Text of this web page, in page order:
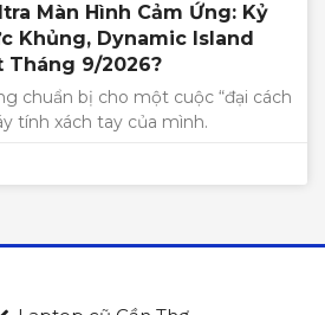
Màn Hình Cảm Ứng: Kỷ
Khủng, Dynamic Island
Tháng 9/2026?
chuẩn bị cho một cuộc “đại cách
tính xách tay của mình.